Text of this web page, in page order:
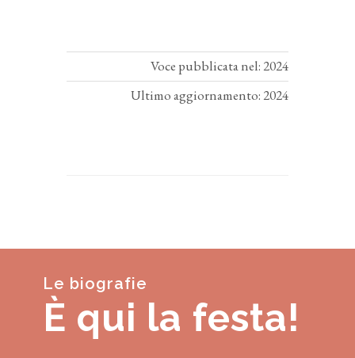
Voce pubblicata nel: 2024
Ultimo aggiornamento: 2024
Le biografie
È qui la festa!